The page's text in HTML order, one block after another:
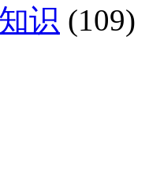
识 (109)